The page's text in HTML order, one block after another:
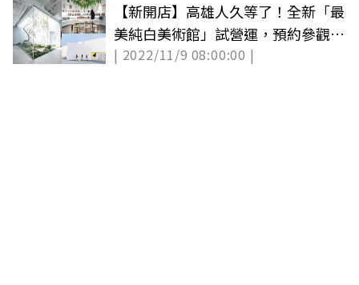
【新開店】高雄人久等了！全新「最
美純白美術館」試營運，預約參觀送
電影票
| 2022/11/9 08:00:00 |